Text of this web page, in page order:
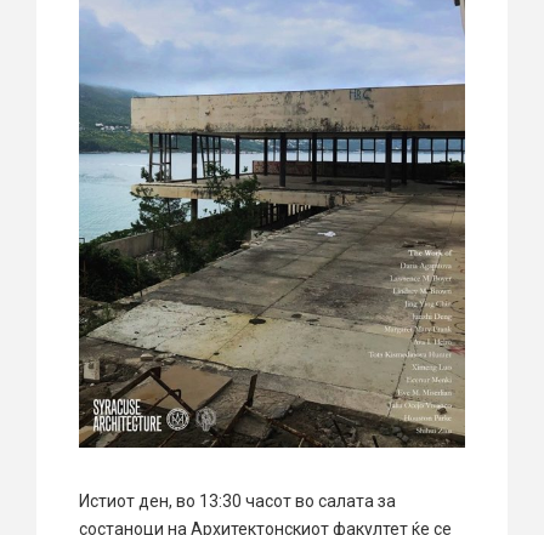
Истиот ден, во 13:30 часот во салата за
состаноци на Архитектонскиот факултет ќе се